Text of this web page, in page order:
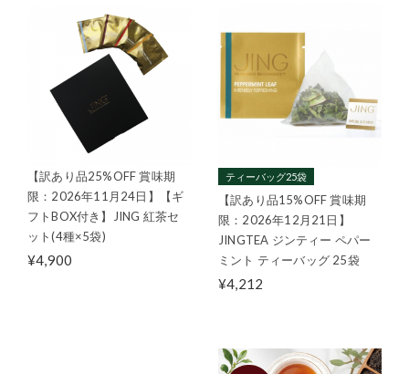
【訳あり品25%OFF 賞味期
限：2026年11月24日】【ギ
フトBOX付き】JING 紅茶セ
ット(4種×5袋)
¥4,900
ティーバッグ25袋
【訳あり品15%OFF 賞味期
限：2026年12月21日】
JINGTEA ジンティー ペパー
ミント ティーバッグ 25袋
¥4,212